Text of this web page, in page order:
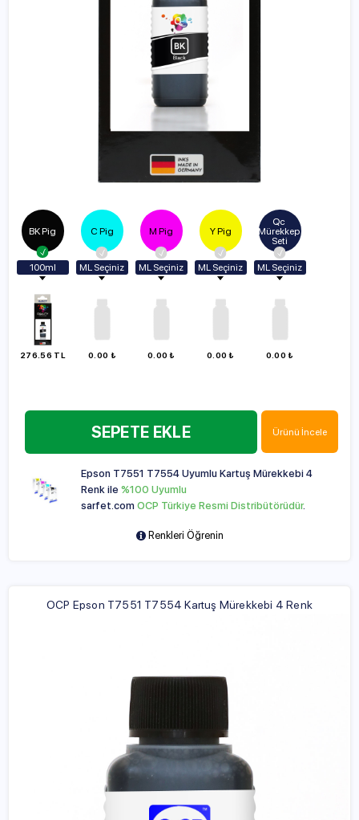
BK Pig
100ml
Vazgeç
100ml
250ml
500ml
276.56 TL
C Pig
ML Seçiniz
100ml
250ml
0.00 ₺
M Pig
ML Seçiniz
100ml
250ml
0.00 ₺
Y Pig
ML Seçiniz
100ml
250ml
0.00 ₺
Qc
Mürekkep
Seti
ML Seçiniz
100ml
250ml
0.00 ₺
SEPETE EKLE Ürünü İncele
Epson T7551 T7554 Uyumlu Kartuş Mürekkebi 4
Renk ile %100 Uyumlu
sarfet.com OCP Türkiye Resmi Distribütörüdür.
Renkleri Öğrenin
OCP Epson T7551 T7554 Kartuş Mürekkebi 4 Renk